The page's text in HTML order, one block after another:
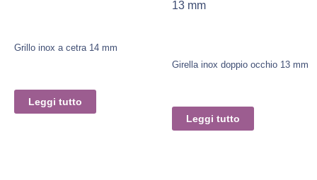
Grillo inox a cetra 14 mm
Leggi tutto
13 mm
Girella inox doppio occhio 13 mm
Leggi tutto